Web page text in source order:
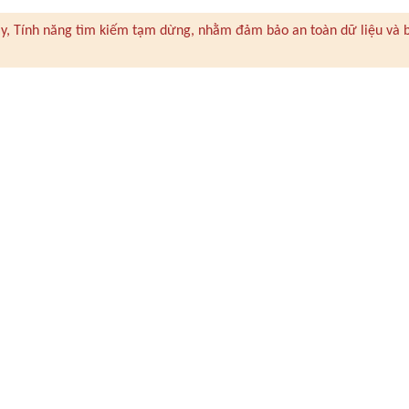
Tính năng tìm kiếm tạm dừng, nhằm đảm bảo an toàn dữ liệu và